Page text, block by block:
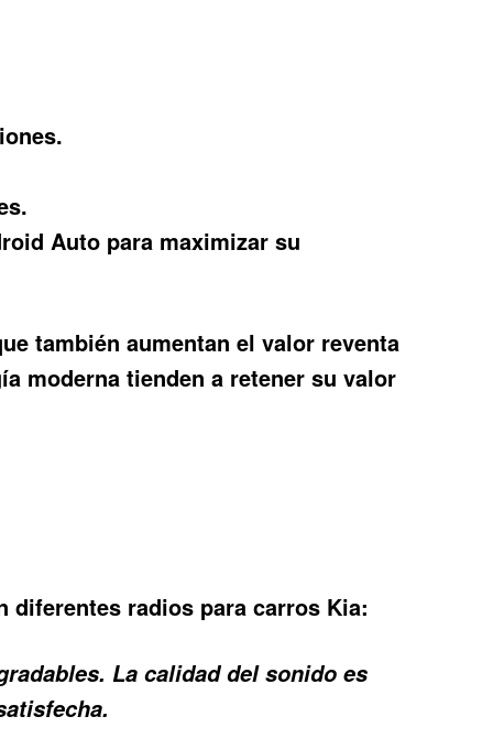
Auto para maximizar su
también aumentan el valor reventa
moderna tienden a retener su valor
diferentes radios para carros Kia:
La calidad del sonido es